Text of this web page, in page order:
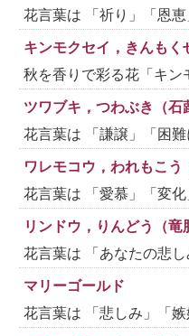
花言葉は 「祈り」「恩
キンモクセイ，きんもく
秋を香りで彩る花「キ
ツワブキ，つわぶき（石
花言葉は 「謙譲」「困
ワレモコウ，われもこう
花言葉は 「愛慕」「変
リンドウ，りんどう（竜
花言葉は 「あなたの悲
マリーゴールド
花言葉は 「悲しみ」「